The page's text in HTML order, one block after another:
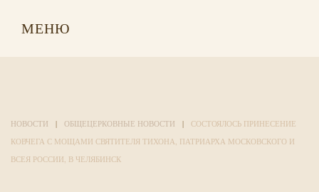
МЕНЮ
НОВОСТИ ОБЩЕЦЕРКОВНЫЕ НОВОСТИ
СОСТОЯЛОСЬ ПРИНЕСЕНИЕ
КОВЧЕГА С МОЩАМИ СВЯТИТЕЛЯ ТИХОНА, ПАТРИАРХА МОСКОВСКОГО И
ВСЕЯ РОССИИ, В ЧЕЛЯБИНСК